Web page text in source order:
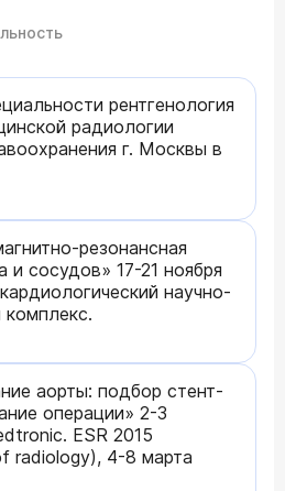
рентгенология
радиологии
г. Москвы в
резонансная
и сосудов» 17-21 ноября
научно-
аорты: подбор стент-
операции» 2-3
ESR 2015
radiology), 4-8 марта